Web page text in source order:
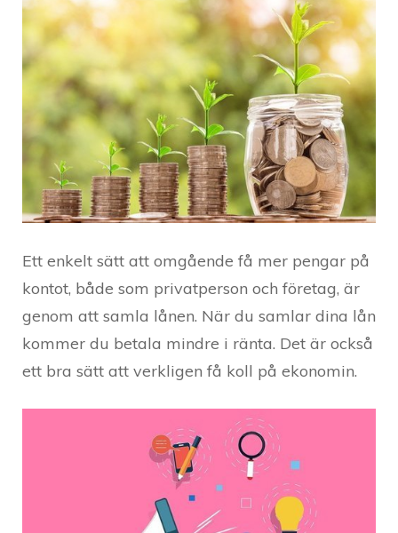
Ett enkelt sätt att omgående få mer pengar på
kontot, både som privatperson och företag, är
genom att samla lånen. När du samlar dina lån
kommer du betala mindre i ränta. Det är också
ett bra sätt att verkligen få koll på ekonomin.